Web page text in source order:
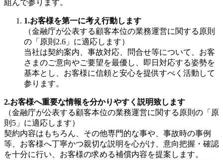
組んで参ります。
1.お客様を第一に考え行動します
（金融庁が公表する顧客本位の業務運営に関する原則
の「原則 2.6 」に適応します）
当社は契約案内、事故対応、問合せ等について、お客
さまのご意向やご要望を最優し、即日対応する姿勢を
基本とし、お客様に信頼と安心を提供すべく活動して
参ります。
2.お客様へ重要な情報を分かりやすく説明致します
（金融庁が公表する顧客本位の業務運営に関する原則の「原
則 5 」に適応します）
契約内容はもちろん、その他専門的な事や、事故時の事例
等、お客様へ丁寧かつ親切な説明を心がけ、意向把握・確認
を十分に行い、お客様の求める補償内容を提案します。